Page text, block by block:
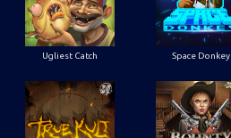
Ugliest Catch Space Donkey